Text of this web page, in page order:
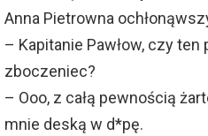
Anna Pietrowna
– Kapitanie Pawłow, czy
zboczeniec?
– Ooo, z całą pewnością
mnie deską w d*pę.